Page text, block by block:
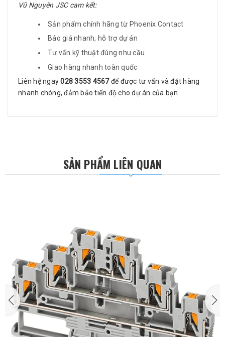
Vũ Nguyên JSC cam kết:
Sản phẩm chính hãng từ Phoenix Contact
Báo giá nhanh, hỗ trợ dự án
Tư vấn kỹ thuật đúng nhu cầu
Giao hàng nhanh toàn quốc
Liên hệ ngay028 3553 4567để được tư vấn và đặt hàng
nhanh chóng, đảm bảo tiến độ cho dự án của bạn.
SẢN PHẨM LIÊN QUAN